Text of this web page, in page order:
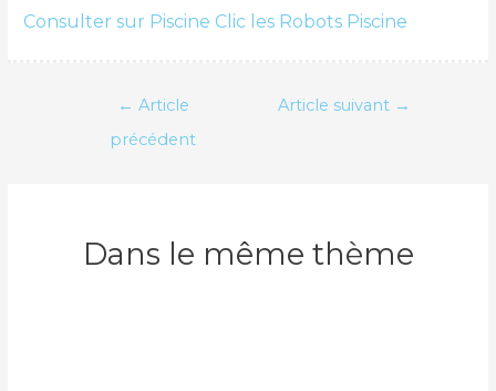
Consulter sur Piscine Clic les Robots Piscine
← Article
précédent
Article suivant →
Dans le même thème